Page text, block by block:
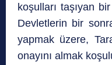
koşulları taşıyan
Devletlerin bir
yapmak üzere,
onayını almak